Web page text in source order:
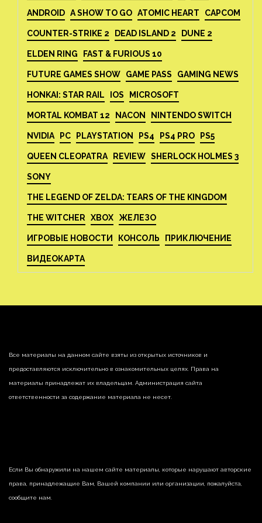
ANDROID A SHOW TO GO ATOMIC HEART CAPCOM
COUNTER-STRIKE 2 DEAD ISLAND 2 DUNE 2
ELDEN RING FAST & FURIOUS 10
FUTURE GAMES SHOW GAME PASS GAMING NEWS
HONKAI: STAR RAIL IOS MICROSOFT
MORTAL KOMBAT 12 NACON NINTENDO SWITCH
NVIDIA PC PLAYSTATION PS4 PS4 PRO PS5
QUEEN CLEOPATRA REVIEW SHERLOCK HOLMES 3
SONY
THE LEGEND OF ZELDA: TEARS OF THE KINGDOM
THE WITCHER XBOX ЖЕЛЕЗО
ИГРОВЫЕ НОВОСТИ КОНСОЛЬ ПРИКЛЮЧЕНИЕ
ВИДЕОКАРТА
Все материалы на данном сайте взяты из открытых источников и
предоставляются исключительно в ознакомительных целях. Права на
материалы принадлежат их владельцам. Администрация сайта
ответственности за содержание материала не несет.
Если Вы обнаружили на нашем сайте материалы, которые нарушают авторские
права, принадлежащие Вам, Вашей компании или организации, пожалуйста,
сообщите нам.